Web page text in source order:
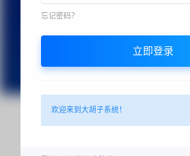
忘记密码？
立即登录
欢迎来到大胡子系统！